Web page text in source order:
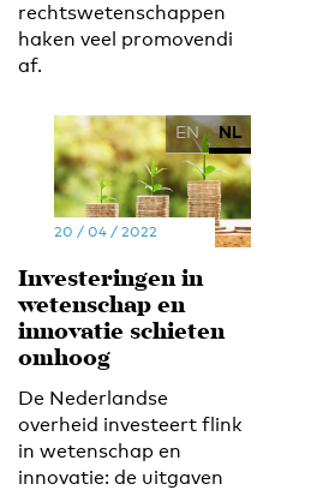
rechtswetenschappen
haken veel promovendi
af.
EN NL
20 / 04 / 2022
Investeringen in
wetenschap en
innovatie schieten
omhoog
De Nederlandse
overheid investeert flink
in wetenschap en
innovatie: de uitgaven